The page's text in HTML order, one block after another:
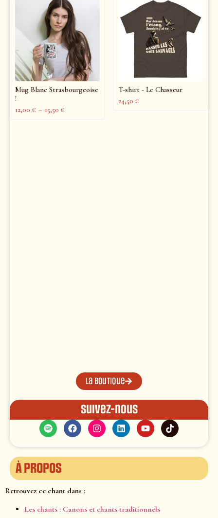
Mug Blanc Strasbourgeoise
!
12,00 € – 15,50 €
T-shirt - Le Chasseur
24,50 €
La boutique
Suivez-nous
À propos
Retrouvez ce chant dans :
Les chants : Canons et chants traditionnels